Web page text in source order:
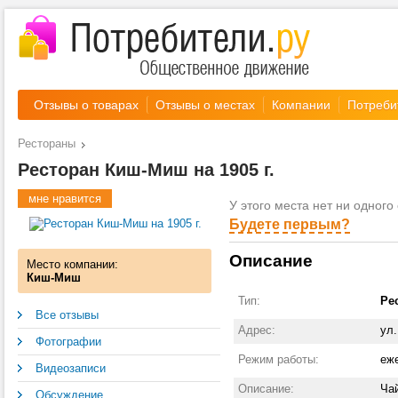
Отзывы о товарах Отзывы о местах Компании
Рестораны
Ресторан Киш-Миш на 1905 г.
мне нравится
Место компании:
Киш-Миш
Все отзывы
Фотографии
Видеозаписи
Обсуждение
У этого места нет ни одного
Будете первым?
Описание
Тип:
Адрес:
Режим работы:
Описание: